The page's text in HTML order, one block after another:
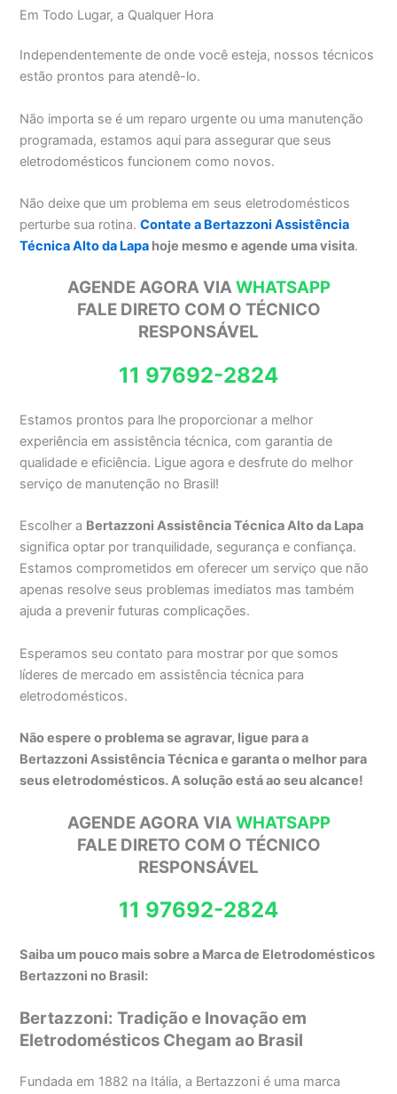
Em Todo Lugar, a Qualquer Hora
Independentemente de onde você esteja, nossos técnicos
estão prontos para atendê-lo.
Não importa se é um reparo urgente ou uma manutenção
programada, estamos aqui para assegurar que seus
eletrodomésticos funcionem como novos.
Não deixe que um problema em seus eletrodomésticos
perturbe sua rotina.Contate a Bertazzoni Assistência
Técnica Alto da Lapa hoje mesmo e agende uma visita.
AGENDE AGORA VIAWHATSAPP
FALE DIRETO COM O TÉCNICO
RESPONSÁVEL
11 97692-2824
Estamos prontos para lhe proporcionar a melhor
experiência em assistência técnica, com garantia de
qualidade e eficiência. Ligue agora e desfrute do melhor
serviço de manutenção no Brasil!
Escolher a Bertazzoni Assistência Técnica Alto da Lapa
significa optar por tranquilidade, segurança e confiança.
Estamos comprometidos em oferecer um serviço que não
apenas resolve seus problemas imediatos mas também
ajuda a prevenir futuras complicações.
Esperamos seu contato para mostrar por que somos
líderes de mercado em assistência técnica para
eletrodomésticos.
Não espere o problema se agravar, ligue para a
Bertazzoni Assistência Técnica e garanta o melhor para
seus eletrodomésticos. A solução está ao seu alcance!
AGENDE AGORA VIA WHATSAPP
FALE DIRETO COM O TÉCNICO
RESPONSÁVEL
11 97692-2824
Saiba um pouco mais sobre a Marca de Eletrodomésticos
Bertazzoni no Brasil:
Bertazzoni: Tradição e Inovação em
Eletrodomésticos Chegam ao Brasil
Fundada em 1882 na Itália, a Bertazzoni é uma marca